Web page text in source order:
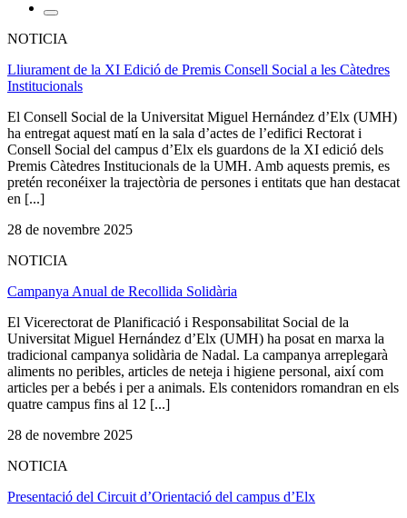
NOTICIA
Lliurament de la XI Edició de Premis Consell Social a les Càtedres
Institucionals
El Consell Social de la Universitat Miguel Hernández d’Elx (UMH)
ha entregat aquest matí en la sala d’actes de l’edifici Rectorat i
Consell Social del campus d’Elx els guardons de la XI edició dels
Premis Càtedres Institucionals de la UMH. Amb aquests premis, es
pretén reconéixer la trajectòria de persones i entitats que han destacat
en [...]
28 de novembre 2025
NOTICIA
Campanya Anual de Recollida Solidària
El Vicerectorat de Planificació i Responsabilitat Social de la
Universitat Miguel Hernández d’Elx (UMH) ha posat en marxa la
tradicional campanya solidària de Nadal. La campanya arreplegarà
aliments no peribles, articles de neteja i higiene personal, així com
articles per a bebés i per a animals. Els contenidors romandran en els
quatre campus fins al 12 [...]
28 de novembre 2025
NOTICIA
Presentació del Circuit d’Orientació del campus d’Elx